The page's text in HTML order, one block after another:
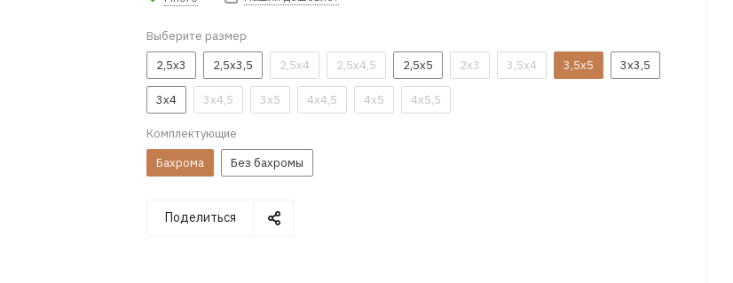
Выберите размер
2,5x3
2,5x3,5 2,5x4 2,5x4,5 2,5x5 2x3 3,5x4 3,5x5 3x3,5
3x4 3x4,5 3x5 4x4,5 4x5 4x5,5
Комплектующие
Бахрома
Без бахромы
Поделиться